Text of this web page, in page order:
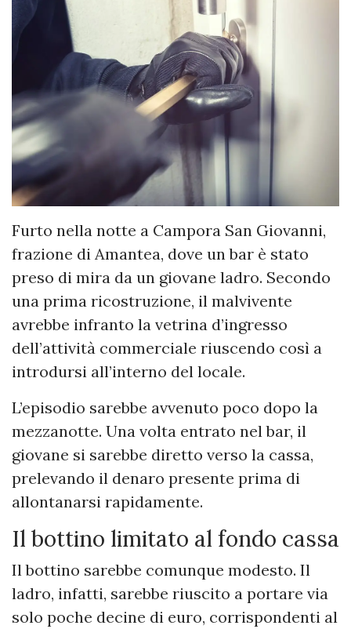
Furto nella notte a Campora San Giovanni,
frazione di Amantea, dove un bar è stato
preso di mira da un giovane ladro. Secondo
una prima ricostruzione, il malvivente
avrebbe infranto la vetrina d’ingresso
dell’attività commerciale riuscendo così a
introdursi all’interno del locale.
L’episodio sarebbe avvenuto poco dopo la
mezzanotte. Una volta entrato nel bar, il
giovane si sarebbe diretto verso la cassa,
prelevando il denaro presente prima di
allontanarsi rapidamente.
Il bottino limitato al fondo cassa
Il bottino sarebbe comunque modesto. Il
ladro, infatti, sarebbe riuscito a portare via
solo poche decine di euro, corrispondenti al